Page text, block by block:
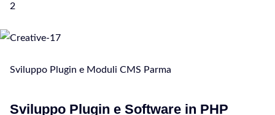
2
Sviluppo Plugin e Moduli CMS Parma
Sviluppo Plugin e Software in PHP